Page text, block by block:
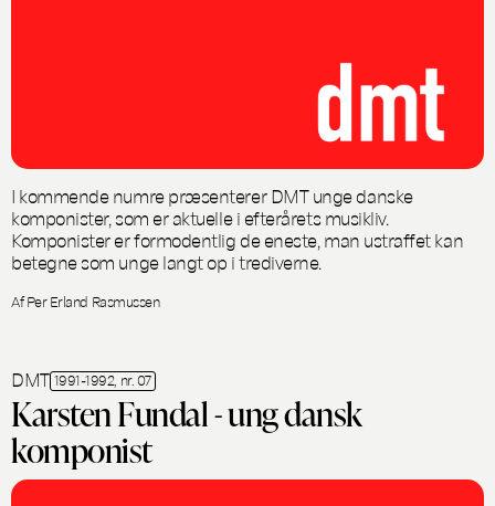
I kommende numre præsenterer DMT unge danske
komponister, som er aktuelle i efterårets musikliv.
Komponister er formodentlig de eneste, man ustraffet kan
betegne som unge langt op i trediverne.
Af Per Erland Rasmussen
DMT 1991-1992, nr. 07
Karsten Fundal - ung dansk
komponist